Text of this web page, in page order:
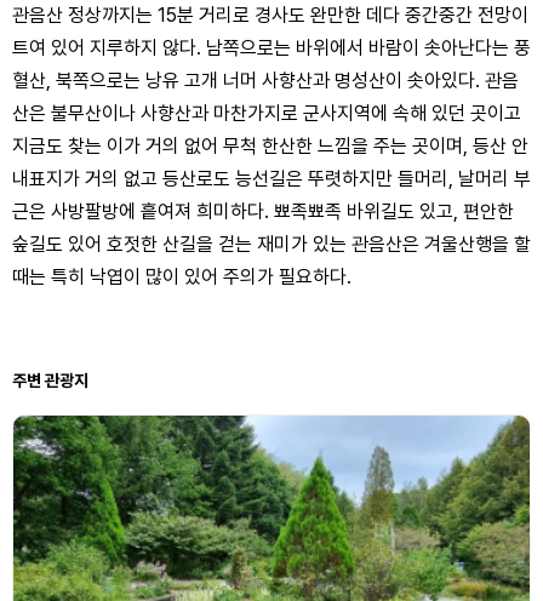
관음산 정상까지는 15분 거리로 경사도 완만한 데다 중간중간 전망이
트여 있어 지루하지 않다. 남쪽으로는 바위에서 바람이 솟아난다는 풍
혈산, 북쪽으로는 낭유 고개 너머 사향산과 명성산이 솟아있다. 관음
산은 불무산이나 사향산과 마찬가지로 군사지역에 속해 있던 곳이고
지금도 찾는 이가 거의 없어 무척 한산한 느낌을 주는 곳이며, 등산 안
내표지가 거의 없고 등산로도 능선길은 뚜렷하지만 들머리, 날머리 부
근은 사방팔방에 흩여져 희미하다. 뾰족뾰족 바위길도 있고, 편안한
숲길도 있어 호젓한 산길을 걷는 재미가 있는 관음산은 겨울산행을 할
때는 특히 낙엽이 많이 있어 주의가 필요하다.
주변 관광지